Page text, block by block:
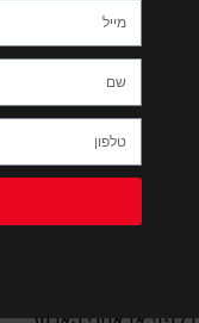
הינה הכשרה פרקטית
יכול הוראה מעולה
הארועים מתקיימים במרכז תל אביב בבית ציוני אמריקה רח' דניאל